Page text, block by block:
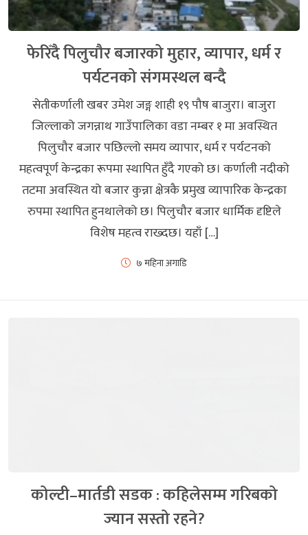
फेरिँदै पिलुचौर बजारको मुहार, व्यापार, धर्म र
पर्यटनको संगमस्थल बन्दै
सेतीकर्णाली खबर उमेश जङ्ग शाही १९ पौष बाजुरा। बाजुरा
जिल्लाको जगन्नाथ गाउँपालिका वडा नम्बर १ मा अवस्थित
पिलुचौर बजार पछिल्लो समय व्यापार, धर्म र पर्यटनको
महत्वपूर्ण केन्द्रका रूपमा स्थापित हुँदै गएको छ। कर्णाली नदीको
तटमा अवस्थित यो बजार कुन्ना क्षेत्रकै प्रमुख व्यापारिक केन्द्रका
रुपमा स्थापित हुनथालेको छ। पिलुचौर बजार धार्मिक दृष्टिले
विशेष महत्व राख्दछ। यहाँ […]
७ महिना अगाडि
कोल्टी–मार्तडी सडक : कहिलेसम्म गरिबको
ज्यान सस्तो रहने?